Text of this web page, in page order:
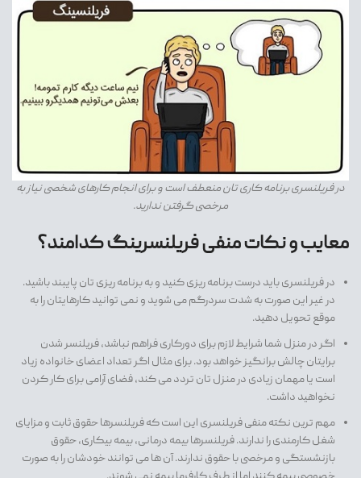
در فریلنسری برنامه کاری تان منعطف است و برای انجام کارهای شخصی نیاز به
مرخصی گرفتن ندارید.
معایب و نکات منفی فریلنسرینگ کدامند؟
در فریلنسری باید درست برنامه ریزی کنید و به برنامه ریزی تان پایبند باشید.
در غیر این صورت به شدت سردرگم می شوید و نمی توانید کارهایتان را به
موقع تحویل دهید.
اگر در منزل شما شرایط لازم برای دورکاری فراهم نباشد، فریلنسر شدن
برایتان چالش برانگیز خواهد بود. برای مثال اگر تعداد اعضای خانواده زیاد
است یا مهمان زیادی در منزل تان تردد می کند، فضای آرامی برای کار کردن
نخواهید داشت.
مهم ترین نکته منفی فریلنسری این است که فریلنسرها حقوق ثابت و مزایای
شغل کارمندی را ندارند. فریلنسرها بیمه درمانی، بیمه بیکاری، حقوق
بازنشستگی و مرخصی با حقوق ندارند. آن ها می توانند خودشان را به صورت